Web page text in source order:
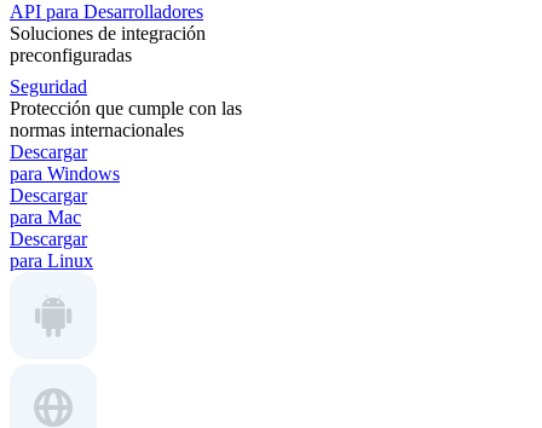
API para Desarrolladores
Soluciones de integración
preconfiguradas
Seguridad
Protección que cumple con las
normas internacionales
Descargar
para Windows
Descargar
para Mac
Descargar
para Linux